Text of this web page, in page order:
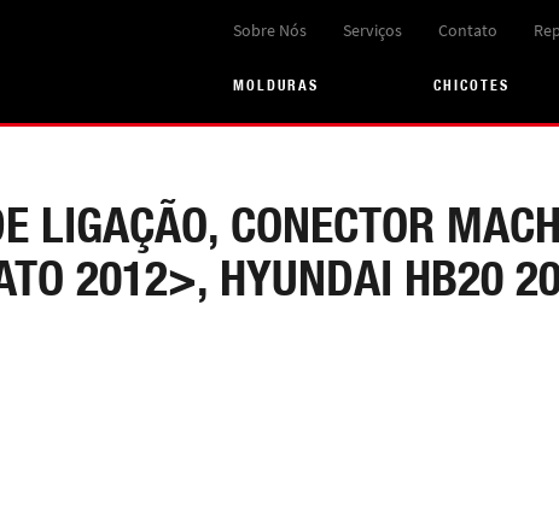
Sobre Nós Serviços Contato
MOLDURAS CHICOTES
LIGAÇÃO, CONECTOR
2012>, HYUNDAI HB20